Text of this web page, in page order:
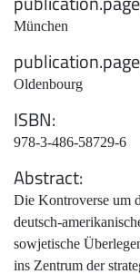
München
Oldenbourg
ISBN
978-3-486-58729-6
Abstract
Die Kontroverse um
deutsch-
sowjetische
ins Zentrum der